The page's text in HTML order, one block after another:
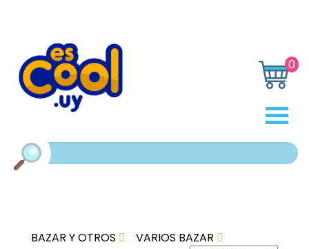
0
BAZAR Y OTROS
VARIOS BAZAR